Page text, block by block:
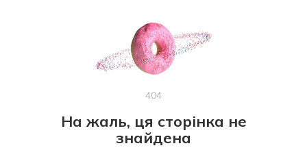
404
На жаль, ця сторінка не
знайдена